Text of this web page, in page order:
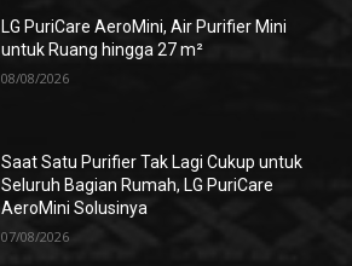
LG PuriCare AeroMini, Air Purifier Mini
untuk Ruang hingga 27 m²
08/08/2026
Saat Satu Purifier Tak Lagi Cukup untuk
Seluruh Bagian Rumah, LG PuriCare
AeroMini Solusinya
07/08/2026